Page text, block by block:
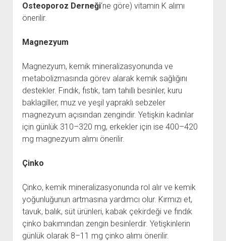
Osteoporoz Derneği‘ne göre) vitamin K alımı
önerilir.
Magnezyum
Magnezyum, kemik mineralizasyonunda ve
metabolizmasında görev alarak kemik sağlığını
destekler. Fındık, fıstık, tam tahıllı besinler, kuru
baklagiller, muz ve yeşil yapraklı sebzeler
magnezyum açısından zengindir. Yetişkin kadınlar
için günlük 310–320 mg, erkekler için ise 400–420
mg magnezyum alımı önerilir.
Çinko
Çinko, kemik mineralizasyonunda rol alır ve kemik
yoğunluğunun artmasına yardımcı olur. Kırmızı et,
tavuk, balık, süt ürünleri, kabak çekirdeği ve fındık
çinko bakımından zengin besinlerdir. Yetişkinlerin
günlük olarak 8–11 mg çinko alımı önerilir.